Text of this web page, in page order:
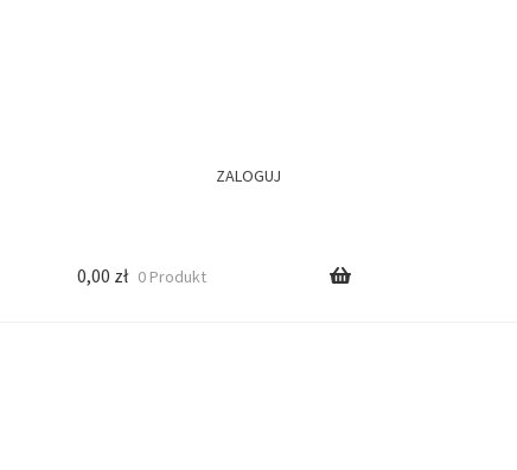
ZALOGUJ
0,00 zł 0 Produkt